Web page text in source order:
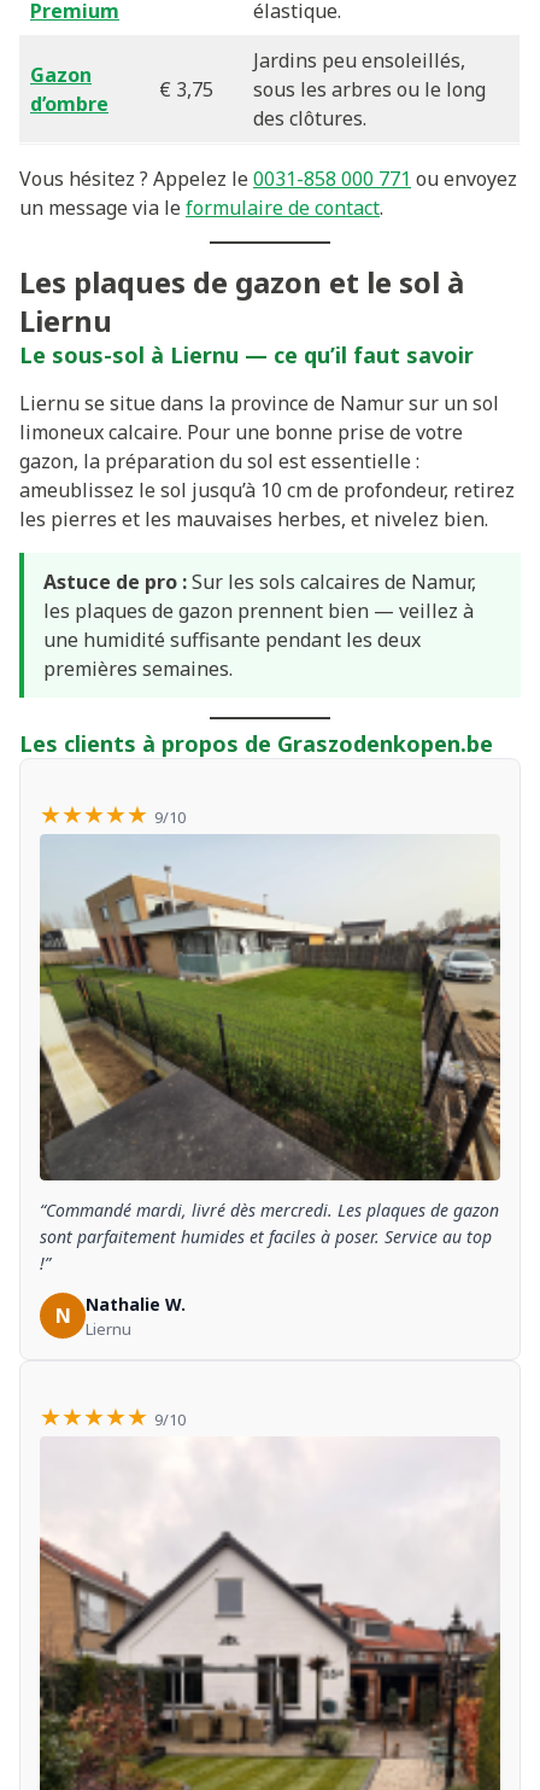
Premium élastique.
Gazon
d’ombre
€ 3,75
Jardins peu ensoleillés,
sous les arbres ou le long
des clôtures.
Vous hésitez ? Appelez le0031-858 000 771 ou envoyez
un message via leformulaire de contact.
Les plaques de gazon et le sol à
Liernu
Le sous-sol à Liernu — ce qu’il faut savoir
Liernu se situe dans la province de Namur sur un sol
limoneux calcaire. Pour une bonne prise de votre
gazon, la préparation du sol est essentielle :
ameublissez le sol jusqu’à 10 cm de profondeur, retirez
les pierres et les mauvaises herbes, et nivelez bien.
Astuce de pro :Sur les sols calcaires de Namur,
les plaques de gazon prennent bien — veillez à
une humidité suffisante pendant les deux
premières semaines.
Les clients à propos de Graszodenkopen.be
★★★★★ 9/10
“Commandé mardi, livré dès mercredi. Les plaques de gazon
sont parfaitement humides et faciles à poser. Service au top
!”
N Nathalie W.
Liernu
★★★★★ 9/10